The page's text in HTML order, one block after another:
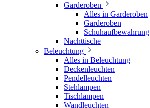
Garderoben
Alles in Garderoben
Garderoben
Schuhaufbewahrung
Nachttische
Beleuchtung
Alles in Beleuchtung
Deckenleuchten
Pendelleuchten
Stehlampen
Tischlampen
Wandleuchten